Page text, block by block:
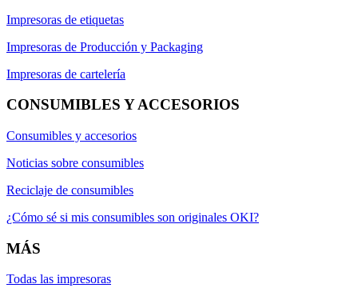
Impresoras de etiquetas
Impresoras de Producción y Packaging
Impresoras de cartelería
CONSUMIBLES Y ACCESORIOS
Consumibles y accesorios
Noticias sobre consumibles
Reciclaje de consumibles
¿Cómo sé si mis consumibles son originales OKI?
MÁS
Todas las impresoras